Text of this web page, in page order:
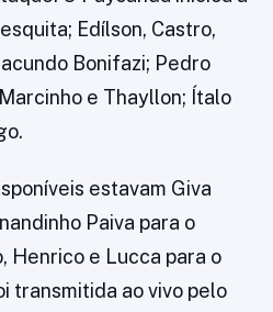
Edílson, Castro,
Bonifazi; Pedro
e Thayllon; Ítalo
estavam Giva
Paiva para o
Henrico e Lucca para o
transmitida ao vivo pelo